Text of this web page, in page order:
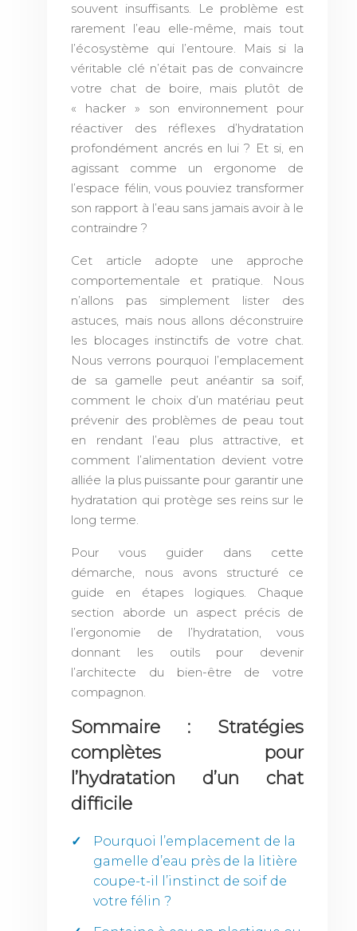
souvent insuffisants. Le problème est
rarement l’eau elle-même, mais tout
l’écosystème qui l’entoure. Mais si la
véritable clé n’était pas de convaincre
votre chat de boire, mais plutôt de
« hacker » son environnement pour
réactiver des réflexes d’hydratation
profondément ancrés en lui ? Et si, en
agissant comme un ergonome de
l’espace félin, vous pouviez transformer
son rapport à l’eau sans jamais avoir à le
contraindre ?
Cet article adopte une approche
comportementale et pratique. Nous
n’allons pas simplement lister des
astuces, mais nous allons déconstruire
les blocages instinctifs de votre chat.
Nous verrons pourquoi l’emplacement
de sa gamelle peut anéantir sa soif,
comment le choix d’un matériau peut
prévenir des problèmes de peau tout
en rendant l’eau plus attractive, et
comment l’alimentation devient votre
alliée la plus puissante pour garantir une
hydratation qui protège ses reins sur le
long terme.
Pour vous guider dans cette
démarche, nous avons structuré ce
guide en étapes logiques. Chaque
section aborde un aspect précis de
l’ergonomie de l’hydratation, vous
donnant les outils pour devenir
l’architecte du bien-être de votre
compagnon.
Sommaire : Stratégies
complètes pour
l’hydratation d’un chat
difficile
Pourquoi l’emplacement de la
gamelle d’eau près de la litière
coupe-t-il l’instinct de soif de
votre félin ?